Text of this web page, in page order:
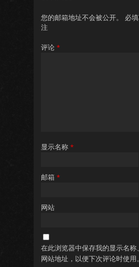
您的邮箱地址不会被公开。 必
注
评论 *
显示名称 *
邮箱 *
网站
在此浏览器中保存我的显示名称
网站地址，以便下次评论时使用。